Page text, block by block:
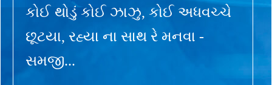
કોઈ થોડું કોઈ ઝાઝુ, કોઈ અધવચ્ચે
છૂટયા, રહ્યા ના સાથ રે મનવા -
સમજી...